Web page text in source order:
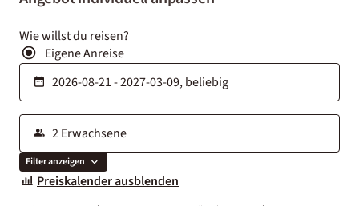
Wie willst du reisen?
Eigene Anreise
Filter anzeigen
Preiskalender ausblenden